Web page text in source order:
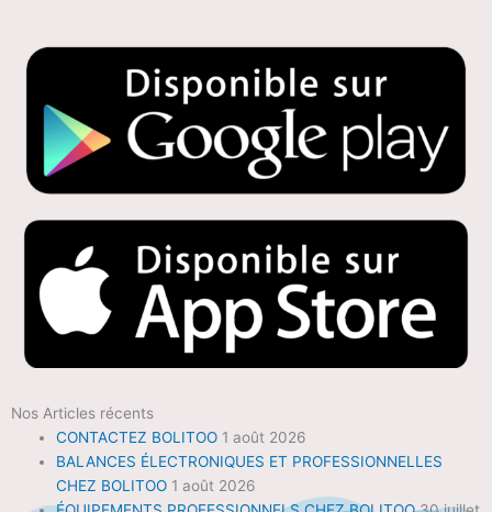
Nos Articles récents
CONTACTEZ BOLITOO 1 août 2026
BALANCES ÉLECTRONIQUES ET PROFESSIONNELLES
CHEZ BOLITOO 1 août 2026